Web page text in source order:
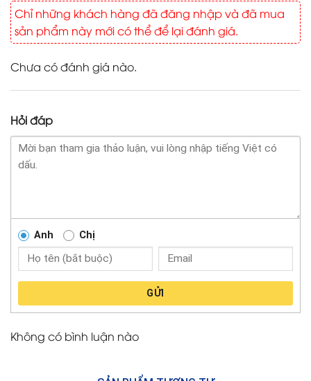
Chỉ những khách hàng đã đăng nhập và đã mua
sản phẩm này mới có thể để lại đánh giá.
Chưa có đánh giá nào.
Hỏi đáp
Anh Chị
GỬI
Không có bình luận nào